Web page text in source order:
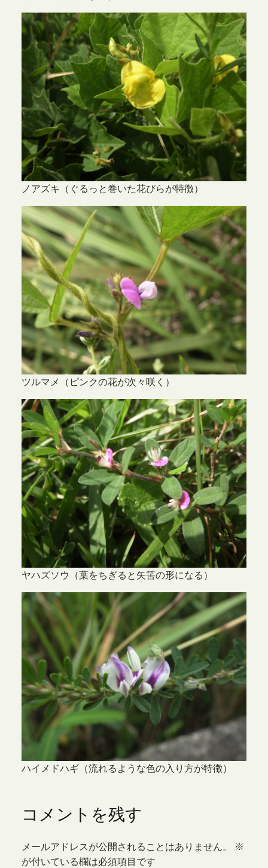
ノアズキ（ぐるっと巻いた花びらが特徴）
ツルマメ（ピンクの花が次々咲く）
ヤハズソウ（葉をちぎると矢筈の形になる）
ハイメドハギ（流れるような色の入り方が特徴）
コメントを残す
メールアドレスが公開されることはありません。
※
が付いている欄は必須項目です